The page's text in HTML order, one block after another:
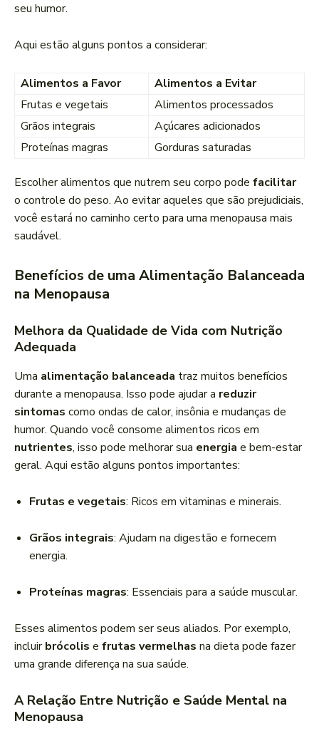
seu humor.
Aqui estão alguns pontos a considerar:
Alimentos a Favor
Alimentos a Evitar
Frutas e vegetais
Alimentos processados
Grãos integrais
Açúcares adicionados
Proteínas magras
Gorduras saturadas
Escolher alimentos que nutrem seu corpo pode facilitar
o controle do peso. Ao evitar aqueles que são prejudiciais,
você estará no caminho certo para uma menopausa mais
saudável.
Benefícios de uma Alimentação Balanceada
na Menopausa
Melhora da Qualidade de Vida com Nutrição
Adequada
Uma alimentação balanceada traz muitos benefícios
durante a menopausa. Isso pode ajudar a reduzir
sintomas como ondas de calor, insônia e mudanças de
humor. Quando você consome alimentos ricos em
nutrientes, isso pode melhorar sua energia e bem-estar
geral. Aqui estão alguns pontos importantes:
Frutas e vegetais: Ricos em vitaminas e minerais.
Grãos integrais: Ajudam na digestão e fornecem
energia.
Proteínas magras: Essenciais para a saúde muscular.
Esses alimentos podem ser seus aliados. Por exemplo,
incluirbrócolis e frutas vermelhas na dieta pode fazer
uma grande diferença na sua saúde.
A Relação Entre Nutrição e Saúde Mental na
Menopausa